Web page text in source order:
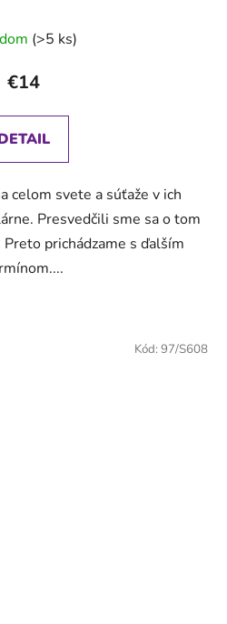
(>5 ks)
€14
celom svete a súťaže v ich
Presvedčili sme sa o tom
prichádzame s ďalším
Kód: 97/S608